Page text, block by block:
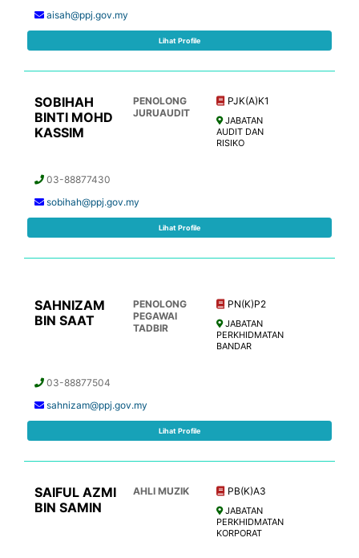
aisah@ppj.gov.my
Lihat Profile
SOBIHAH
BINTI MOHD
KASSIM
PENOLONG
JURUAUDIT
PJK(A)K1
JABATAN
AUDIT DAN
RISIKO
03-88877430
sobihah@ppj.gov.my
Lihat Profile
SAHNIZAM
BIN SAAT
PENOLONG
PEGAWAI
TADBIR
PN(K)P2
JABATAN
PERKHIDMATAN
BANDAR
03-88877504
sahnizam@ppj.gov.my
Lihat Profile
SAIFUL AZMI
BIN SAMIN
AHLI MUZIK PB(K)A3
JABATAN
PERKHIDMATAN
KORPORAT